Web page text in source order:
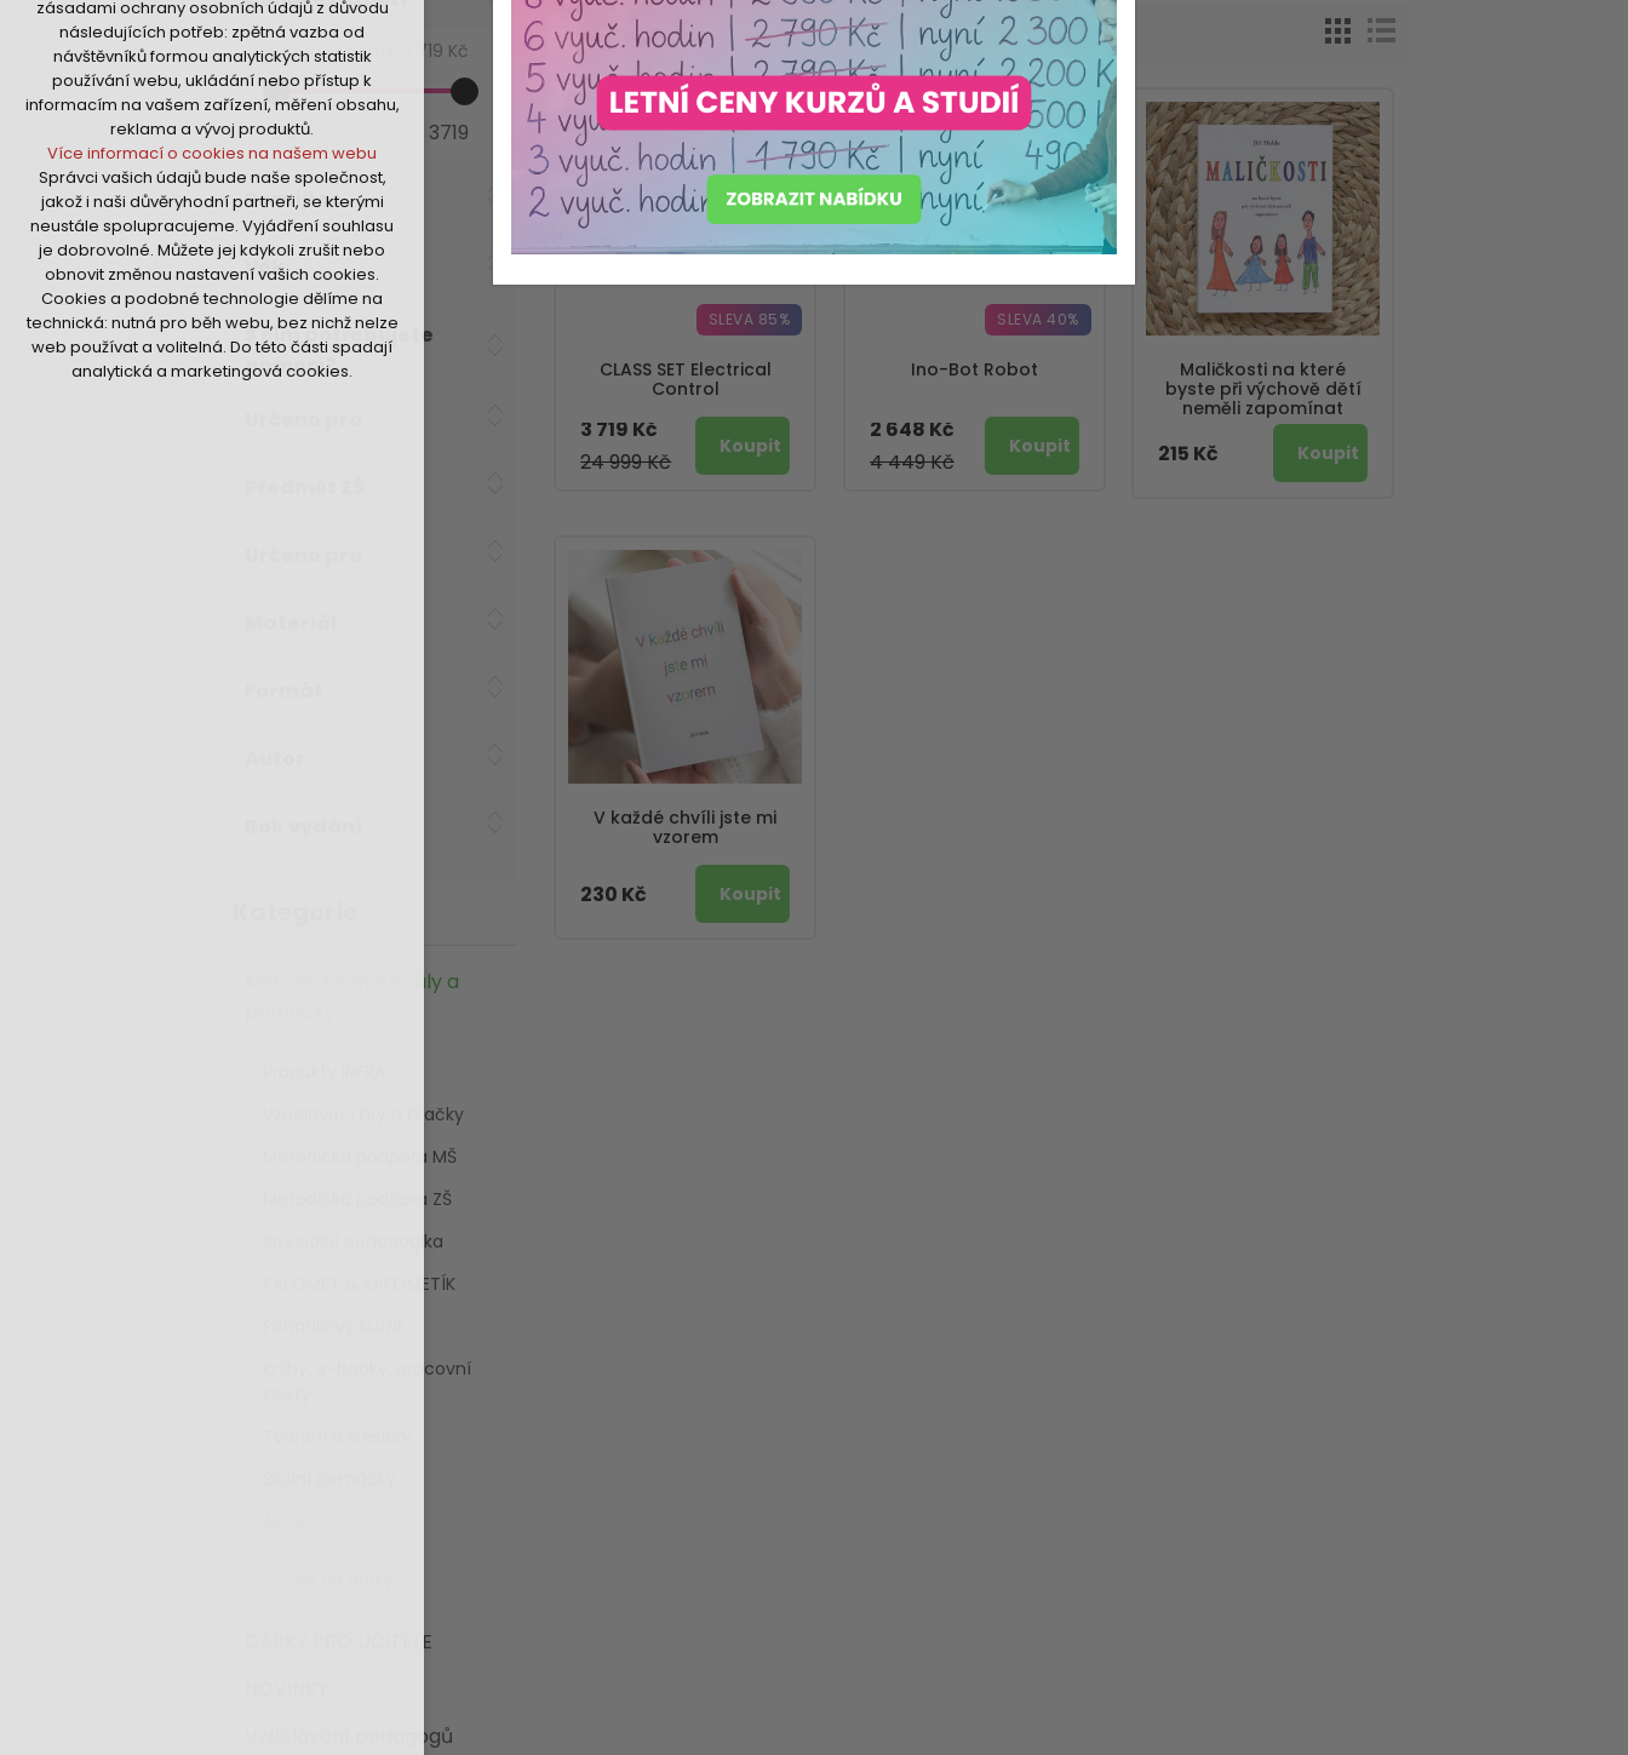
nutná pro provozování webu
udržení kontextu stránek (session):
případná přihlášení, volby jazyka, apod.
Volitelná cookies
analytická pro anonymizované
vyhodnocení návštěvnosti
marketingová cookies (Google,Hotjar,Sklik)
Více informací o cookies na našem webu
Přijmout všechny cookies
Odmítnout vše
zásadami ochrany osobních údajů z důvodu
následujících potřeb: zpětná vazba od
návštěvníků formou analytických statistik
používání webu, ukládání nebo přístup k
informacím na vašem zařízení, měření obsahu,
reklama a vývoj produktů.
Více informací o cookies na našem webu
Správci vašich údajů bude naše společnost,
jakož i naši důvěryhodní partneři, se kterými
neustále spolupracujeme. Vyjádření souhlasu
je dobrovolné. Můžete jej kdykoli zrušit nebo
obnovit změnou nastavení vašich cookies.
Cookies a podobné technologie dělíme na
technická: nutná pro běh webu, bez nichž nelze
web používat a volitelná. Do této části spadají
analytická a marketingová cookies.
Min: 215 KčMax: 3 719 Kč
215 3719
Rozvíjí se
Věk
S čím potřebujete
pomoci?
Metodické materiály a
Vzdělávací hry a hračky
Metodická podpora MŠ
Metodická podpora ZŠ
Speciální pedagogika
KAFOMET & KAFOMETÍK
Knihy, e-booky, pracovní
DÁRKY PRO UČITELE
Vzdělávání pedagogů
Seřadit podle
SLEVA 85%
CLASS SET Electrical
Control
24 999 Kč
3 719 Kč
SLEVA 40%
Ino-Bot Robot
4 449 Kč
2 648 Kč
Maličkosti na které
byste při výchově dětí
neměli zapomínat
215 Kč
V každé chvíli jste mi
vzorem
230 Kč